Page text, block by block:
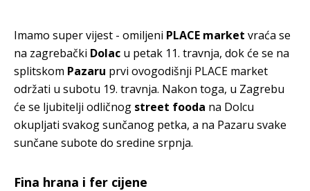
Imamo super vijest - omiljeni PLACE market vraća se
na zagrebački Dolac u petak 11. travnja, dok će se na
splitskom Pazaru prvi ovogodišnji PLACE market
održati u subotu 19. travnja. Nakon toga, u Zagrebu
će se ljubitelji odličnog street fooda na Dolcu
okupljati svakog sunčanog petka, a na Pazaru svake
sunčane subote do sredine srpnja.
Fina hrana i fer cijene